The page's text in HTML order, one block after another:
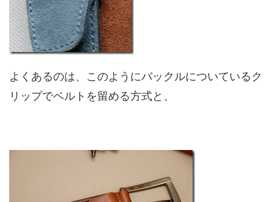
よくあるのは、このようにバックルについているク
リップでベルトを留める方式と、